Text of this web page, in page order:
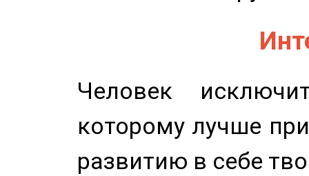
Человек
которому лучше
развитию в себе